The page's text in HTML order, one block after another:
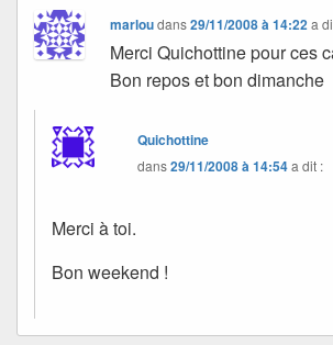
marloudans29/11/2008 à 14:22 a
Merci Quichottine pour ces
Bon repos et bon dimanche
Quichottine
dans29/11/2008 à 14:54a dit :
Merci à toi.
Bon weekend !